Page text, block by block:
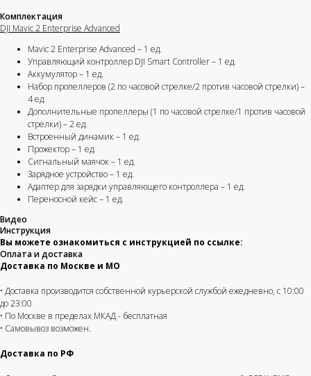
Комплектация
DJI Mavic 2 Enterprise Advanced
Mavic 2 Enterprise Advanced – 1 ед.
Управляющий контроллер DJI Smart Controller – 1 ед.
Аккумулятор – 1 ед.
Набор пропеллеров (2 по часовой стрелке/2 против часовой стрелки) –
4 ед.
Дополнительные пропеллеры (1 по часовой стрелке/1 против часовой
стрелки) – 2 ед.
Встроенный динамик – 1 ед.
Прожектор – 1 ед.
Сигнальный маячок – 1 ед.
Зарядное устройство – 1 ед.
Адаптер для зарядки управляющего контроллера – 1 ед.
Переносной кейс – 1 ед.
Видео
Инструкция
Вы можете ознакомиться с инструкцией по ссылке:
Оплата и доставка
Доставка по Москве и МО
• Доставка производится собственной курьерской службой ежедневно, с 10:00
до 23:00
• По Москве в пределах МКАД - бесплатная
• Самовывоз возможен.
Доставка по РФ
+7
Я принимаюусловия передачи